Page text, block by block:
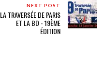
NEXT POST
LA TRAVERSÉE DE PARIS
ET LA BD - 19ÈME
ÉDITION